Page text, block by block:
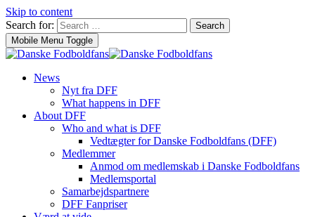
Skip to content
Search for:
Search
Mobile Menu Toggle
News
Nyt fra DFF
What happens in DFF
About DFF
Who and what is DFF
Vedtægter for Danske Fodboldfans (DFF)
Medlemmer
Anmod om medlemskab i Danske Fodboldfans
Medlemsportal
Samarbejdspartnere
DFF Fanpriser